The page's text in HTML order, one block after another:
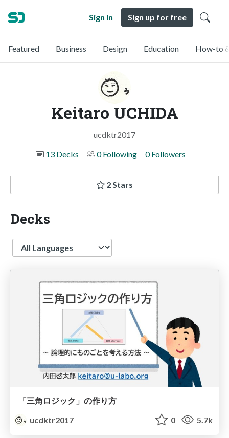
Sign in Sign up for free
Featured Business Design Education How-to
Keitaro UCHIDA
ucdktr2017
13 Decks
0 Following 0 Followers
2 Stars
Decks
Language
「三角ロジック」の作り方
ucdktr2017
0 5.7k